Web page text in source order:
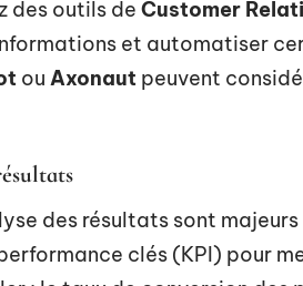
des outils de Customer
et automatiser
ou Axonaut peuvent
des résultats sont
clés (KPI) pour